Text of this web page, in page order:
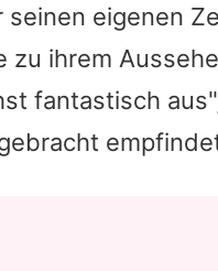
seinen eigenen
zu ihrem
fantastisch